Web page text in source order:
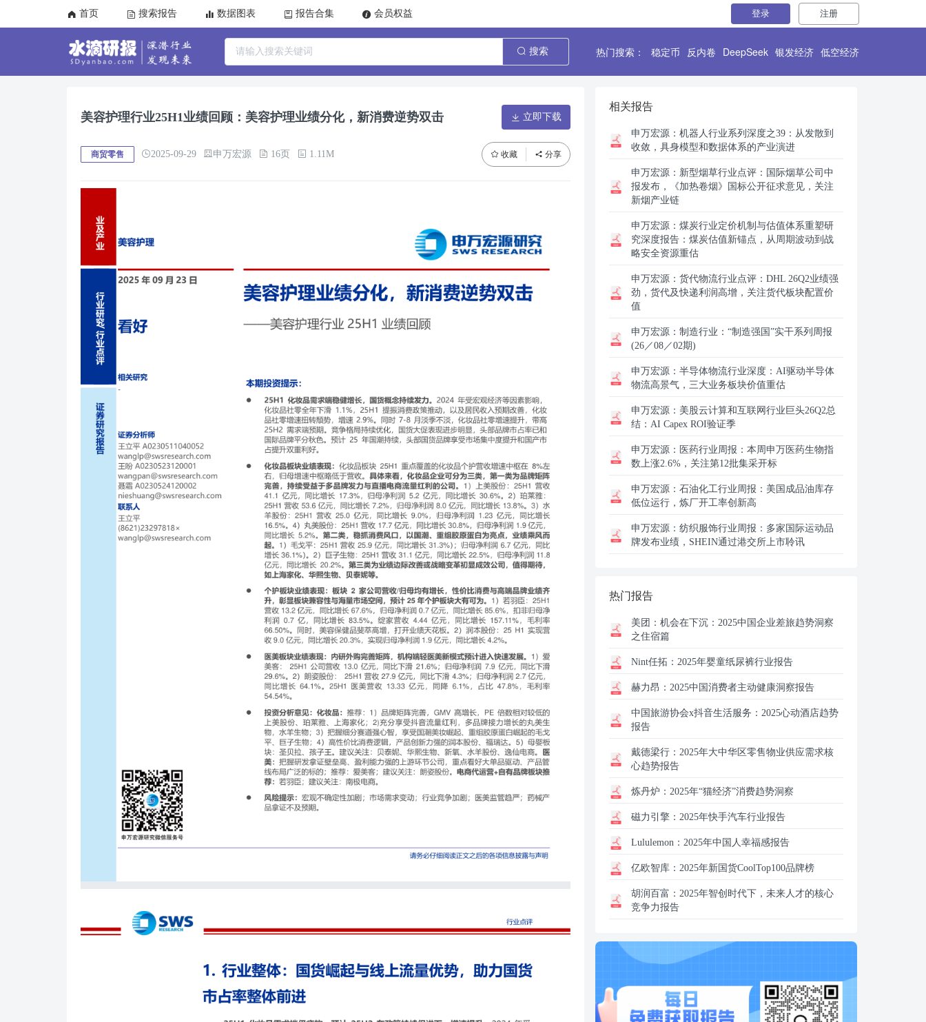
首页 搜索报告 数据图表 报告合集 会员权益 登录 注册
搜索 热门搜索： 稳定币 反内卷 DeepSeek 银发经济 低空经济
美容护理行业25H1业绩回顾：美容护理业绩分化，新消费逆势双击 立即下载
商贸零售 2025-09-29 申万宏源 16页 1.11M 收藏 分享
相关报告
申万宏源： 机器人行业系列深度之39：从发散到
收敛，具身模型和数据体系的产业演进
申万宏源： 新型烟草行业点评：国际烟草公司中
报发布，《加热卷烟》国标公开征求意见，关注
新烟产业链
申万宏源： 煤炭行业定价机制与估值体系重塑研
究深度报告：煤炭估值新锚点，从周期波动到战
略安全资源重估
申万宏源： 货代物流行业点评：DHL 26Q2业绩强
劲，货代及快递利润高增，关注货代板块配置价
值
申万宏源： 制造行业：“制造强国”实干系列周报
(26／08／02期)
申万宏源： 半导体物流行业深度：AI驱动半导体
物流高景气，三大业务板块价值重估
申万宏源： 美股云计算和互联网行业巨头26Q2总
结：AI Capex ROI验证季
申万宏源： 医药行业周报：本周申万医药生物指
数上涨2.6%，关注第12批集采开标
申万宏源： 石油化工行业周报：美国成品油库存
低位运行，炼厂开工率创新高
申万宏源： 纺织服饰行业周报：多家国际运动品
牌发布业绩，SHEIN通过港交所上市聆讯
热门报告
美团： 机会在下沉：2025中国企业差旅趋势洞察
之住宿篇
Nint任拓： 2025年婴童纸尿裤行业报告
赫力昂： 2025中国消费者主动健康洞察报告
中国旅游协会x抖音生活服务： 2025心动酒店趋势
报告
戴德梁行： 2025年大中华区零售物业供应需求核
心趋势报告
炼丹炉： 2025年“猫经济”消费趋势洞察
磁力引擎： 2025年快手汽车行业报告
Lululemon： 2025年中国人幸福感报告
亿欧智库： 2025年新国货CoolTop100品牌榜
胡润百富： 2025年智创时代下，未来人才的核心
竞争力报告